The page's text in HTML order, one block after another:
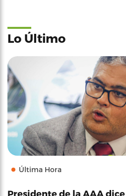
Lo Último
Última Hora
Presidente de la AAA